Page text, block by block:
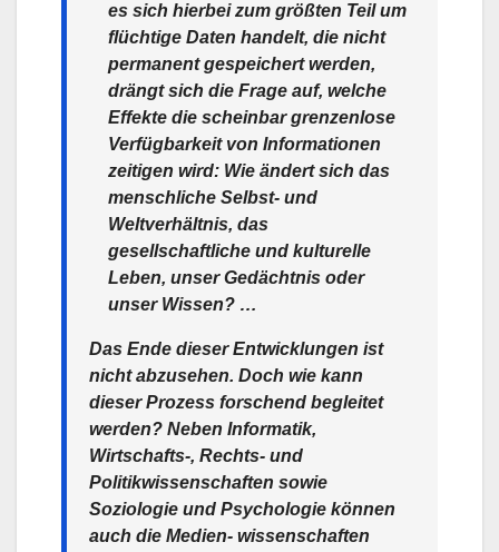
es sich hierbei zum größten Teil um
flüchtige Daten handelt, die nicht
permanent gespeichert werden,
drängt sich die Frage auf, welche
Effekte die scheinbar grenzenlose
Verfügbarkeit von Informationen
zeitigen wird: Wie ändert sich das
menschliche Selbst- und
Weltverhältnis, das
gesellschaftliche und kulturelle
Leben, unser Gedächtnis oder
unser Wissen? …
Das Ende dieser Entwicklungen ist
nicht abzusehen. Doch wie kann
dieser Prozess forschend begleitet
werden? Neben Informatik,
Wirtschafts-, Rechts- und
Politikwissenschaften sowie
Soziologie und Psychologie können
auch die Medien- wissenschaften